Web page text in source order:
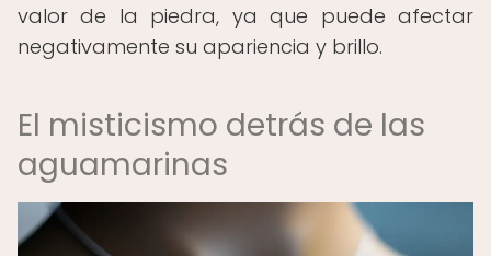
valor de la piedra, ya que puede afectar
negativamente su apariencia y brillo.
El misticismo detrás de las
aguamarinas